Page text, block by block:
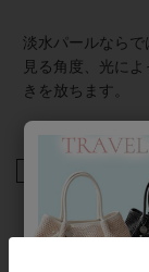
淡水パールなら
見る角度、光に
きを放ちます。
商品番号 1230035-